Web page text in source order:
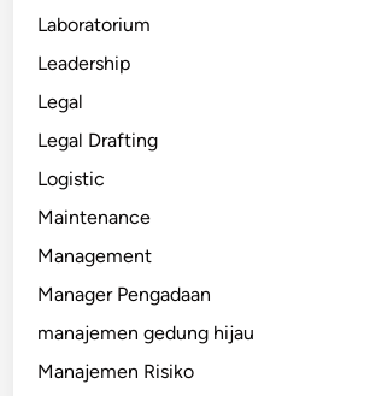
Laboratorium
Leadership
Legal
Legal Drafting
Logistic
Maintenance
Management
Manager Pengadaan
manajemen gedung hijau
Manajemen Risiko